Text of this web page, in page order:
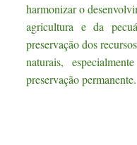
harmonizar o
agricultura e da
preservação dos recursos
naturais,
preservação permanente.